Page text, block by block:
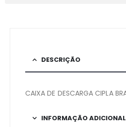
DESCRIÇÃO
CAIXA DE DESCARGA CIPLA
INFORMAÇÃO ADICIONAL